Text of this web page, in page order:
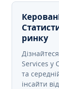
ринку
Services у
та
інсайти